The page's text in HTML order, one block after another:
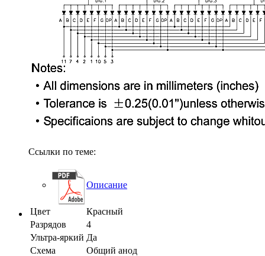
Ссылки по теме:
Описание
Цвет
Красный
Разрядов
4
Ультра-яркий Да
Схема
Общий анод